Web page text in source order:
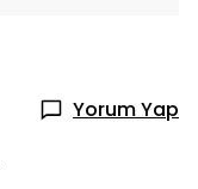
Yorum Yap